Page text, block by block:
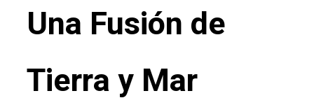
Una Fusión de
Tierra y Mar